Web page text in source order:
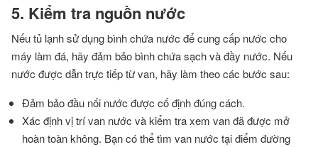
5. Kiểm tra nguồn nước
Nếu tủ lạnh sử dụng bình chứa nước để cung cấp nước cho
máy làm đá, hãy đảm bảo bình chứa sạch và đầy nước. Nếu
nước được dẫn trực tiếp từ van, hãy làm theo các bước sau:
Đảm bảo đầu nối nước được cố định đúng cách.
Xác định vị trí van nước và kiểm tra xem van đã được mở
hoàn toàn không. Bạn có thể tìm van nước tại điểm đường